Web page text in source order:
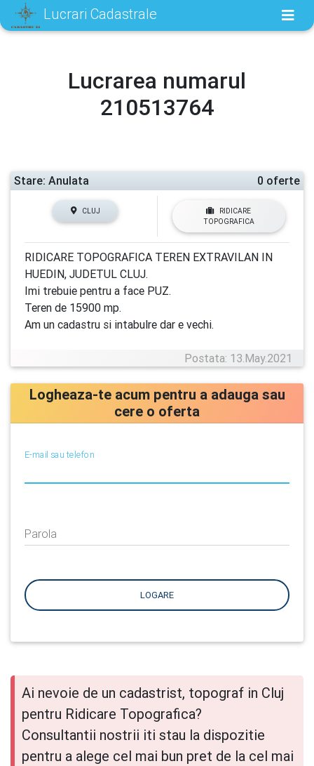
Lucrari Cadastrale
Lucrarea numarul
210513764
Stare: Anulata 0 oferte
CLUJ
RIDICARE
TOPOGRAFICA
RIDICARE TOPOGRAFICA TEREN EXTRAVILAN IN
HUEDIN, JUDETUL CLUJ.
Imi trebuie pentru a face PUZ.
Teren de 15900 mp.
Am un cadastru si intabulre dar e vechi.
Postata: 13.May.2021
Logheaza-te acum pentru a adauga sau
cere o oferta
E-mail sau telefon
Parola
LOGARE
Ai nevoie de un cadastrist, topograf in Cluj
pentru Ridicare Topografica?
Consultantii nostrii iti stau la dispozitie
pentru a alege cel mai bun pret de la cel mai